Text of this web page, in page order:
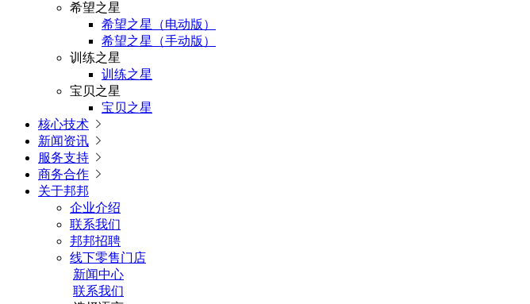
希望之星
希望之星（电动版）
希望之星（手动版）
训练之星
训练之星
宝贝之星
宝贝之星
核心技术 
新闻资讯 
服务支持 
商务合作 
关于邦邦
企业介绍
联系我们
邦邦招聘
线下零售门店
新闻中心
联系我们